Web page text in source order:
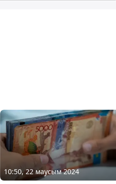
10:50, 22 маусым 2024